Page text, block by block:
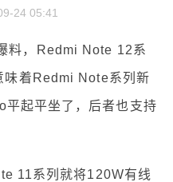
24 05:41
，Redmi Note 12系
味着Redmi Note系列新
起平坐了，后者也支持
11系列就将120W有线